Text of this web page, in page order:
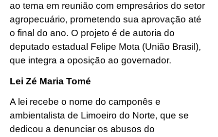
ao tema em reunião com empresários do setor
agropecuário, prometendo sua aprovação até
o final do ano. O projeto é de autoria do
deputado estadual Felipe Mota (União Brasil),
que integra a oposição ao governador.
Lei Zé Maria Tomé
A lei recebe o nome do camponês e
ambientalista de Limoeiro do Norte, que se
dedicou a denunciar os abusos do